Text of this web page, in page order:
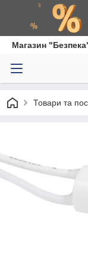
Магазин
Товари та